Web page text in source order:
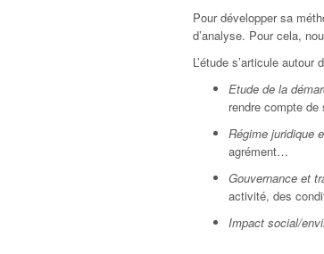
Pour développer sa
d’analyse. Pour cela,
L’étude s’articule
Etude de la
rendre compte de
Régime juridique
agrément…
Gouvernance et
activité, des
Impact social/